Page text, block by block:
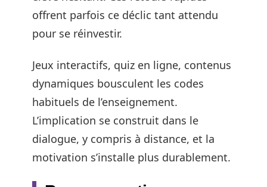
offrent parfois ce déclic tant attendu
pour se réinvestir.
Jeux interactifs, quiz en ligne, contenus
dynamiques bousculent les codes
habituels de l’enseignement.
L’implication se construit dans le
dialogue, y compris à distance, et la
motivation s’installe plus durablement.